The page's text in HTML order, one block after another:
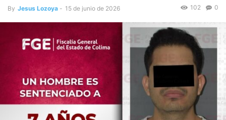
By Jesus Lozoya - 15 de junio de 2026 0
102